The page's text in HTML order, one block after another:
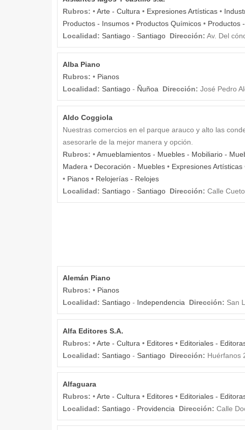
Rubros: •Arte - Cultura • Expresiones Artísticas •
Productos - Insumos • Productos Químicos • Productos
Localidad: Santiago - Santiago Dirección: Av. Del
Alba Piano
Rubros: • Pianos
Localidad: Santiago - Ñuñoa Dirección: José Pedro
Aldo Coggiola
Nuestras comercios en el parque arauco y alto las
asesorarle de la mejor manera y opción.
Rubros: •Amueblamientos - Muebles - Mobiliario -
Madera • Decoración - Muebles • Expresiones Artísticas
• Pianos • Relojerías - Relojes
Localidad: Santiago - Santiago Dirección: Calle
Alemán Piano
Rubros: • Pianos
Localidad: Santiago - Independencia Dirección: San
Alfa Editores S.A.
Rubros: •Arte - Cultura • Editores • Editoriales -
Localidad: Santiago - Santiago Dirección: Huérfanos
Alfaguara
Rubros: •Arte - Cultura • Editores • Editoriales -
Localidad: Santiago - Providencia Dirección: Calle